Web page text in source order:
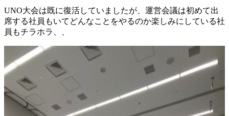
UNO大会は既に復活していましたが、運営会議は初めて出
席する社員もいてどんなことをやるのか楽しみにしている社
員もチラホラ、、